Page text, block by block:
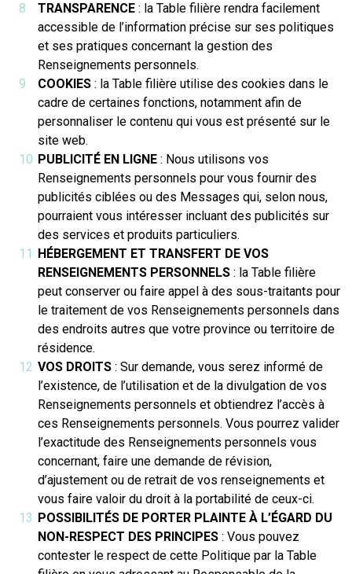
TRANSPARENCE : la Table filière rendra facilement
accessible de l’information précise sur ses politiques
et ses pratiques concernant la gestion des
Renseignements personnels.
COOKIES : la Table filière utilise des cookies dans le
cadre de certaines fonctions, notamment afin de
personnaliser le contenu qui vous est présenté sur le
site web.
PUBLICITÉ EN LIGNE : Nous utilisons vos
Renseignements personnels pour vous fournir des
publicités ciblées ou des Messages qui, selon nous,
pourraient vous intéresser incluant des publicités sur
des services et produits particuliers.
HÉBERGEMENT ET TRANSFERT DE VOS
RENSEIGNEMENTS PERSONNELS : la Table filière
peut conserver ou faire appel à des sous-traitants pour
le traitement de vos Renseignements personnels dans
des endroits autres que votre province ou territoire de
résidence.
VOS DROITS : Sur demande, vous serez informé de
l’existence, de l’utilisation et de la divulgation de vos
Renseignements personnels et obtiendrez l’accès à
ces Renseignements personnels. Vous pourrez valider
l’exactitude des Renseignements personnels vous
concernant, faire une demande de révision,
d’ajustement ou de retrait de vos renseignements et
vous faire valoir du droit à la portabilité de ceux-ci.
POSSIBILITÉS DE PORTER PLAINTE À L’ÉGARD DU
NON-RESPECT DES PRINCIPES : Vous pouvez
contester le respect de cette Politique par la Table